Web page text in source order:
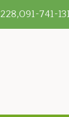
741-